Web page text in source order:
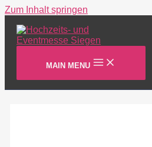
Zum Inhalt springen
MAIN MENU